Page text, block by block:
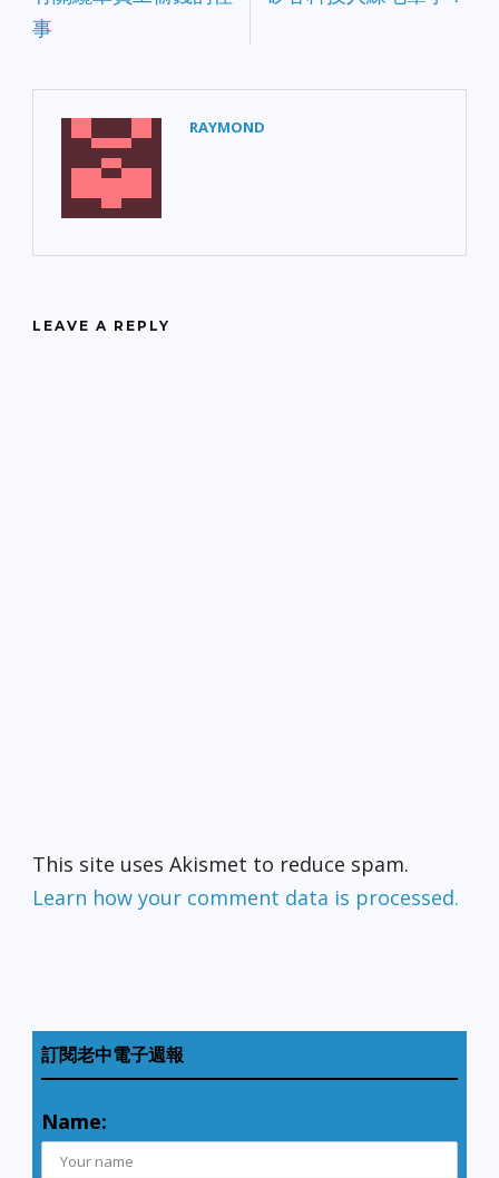
事
RAYMOND
LEAVE A REPLY
This site uses Akismet to reduce spam.
Learn how your comment data is processed.
訂閱老中電子週報
Name: